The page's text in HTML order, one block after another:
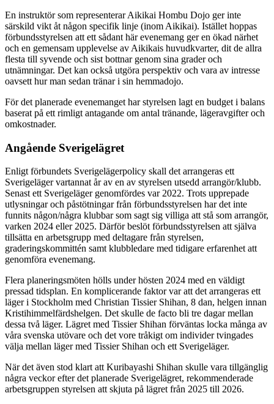
En instruktör som representerar Aikikai Hombu Dojo ger inte
särskild vikt åt någon specifik linje (inom Aikikai). Istället hoppas
förbundsstyrelsen att ett sådant här evenemang ger en ökad närhet
och en gemensam upplevelse av Aikikais huvudkvarter, dit de allra
flesta till syvende och sist bottnar genom sina grader och
utnämningar. Det kan också utgöra perspektiv och vara av intresse
oavsett hur man sedan tränar i sin hemmadojo.
För det planerade evenemanget har styrelsen lagt en budget i balans
baserat på ett rimligt antagande om antal tränande, lägeravgifter och
omkostnader.
Angående Sverigelägret
Enligt förbundets Sverigelägerpolicy skall det arrangeras ett
Sverigeläger vartannat år av en av styrelsen utsedd arrangör/klubb.
Senast ett Sverigeläger genomfördes var 2022. Trots upprepade
utlysningar och påstötningar från förbundsstyrelsen har det inte
funnits någon/några klubbar som sagt sig villiga att stå som arrangör,
varken 2024 eller 2025. Därför beslöt förbundsstyrelsen att själva
tillsätta en arbetsgrupp med deltagare från styrelsen,
graderingskommittén samt klubbledare med tidigare erfarenhet att
genomföra evenemang.
Flera planeringsmöten hölls under hösten 2024 med en väldigt
pressad tidsplan. En komplicerande faktor var att det arrangeras ett
läger i Stockholm med Christian Tissier Shihan, 8 dan, helgen innan
Kristihimmelfärdshelgen. Det skulle de facto bli tre dagar mellan
dessa två läger. Lägret med Tissier Shihan förväntas locka många av
våra svenska utövare och det vore tråkigt om individer tvingades
välja mellan läger med Tissier Shihan och ett Sverigeläger.
När det även stod klart att Kuribayashi Shihan skulle vara tillgänglig
några veckor efter det planerade Sverigelägret, rekommenderade
arbetsgruppen styrelsen att skjuta på lägret från 2025 till 2026.